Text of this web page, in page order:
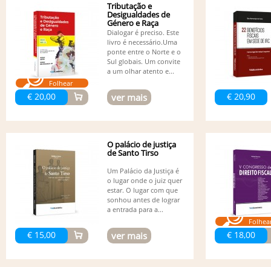
Folhear
€ 20,00
Tributação e
Desigualdades de
Género e Raça
Dialogar é preciso. Este
livro é necessário.Uma
ponte entre o Norte e o
Sul globais. Um convite
a um olhar atento e...
ver mais € 20,90
€ 15,00
O palácio de justiça
de Santo Tirso
Um Palácio da Justiça é
o lugar onde o juiz quer
estar. O lugar com que
sonhou antes de lograr
a entrada para a...
ver mais € 18,00